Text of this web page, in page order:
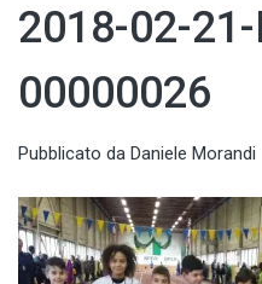
2018-02-21-
00000026
Pubblicato da Daniele Morandi